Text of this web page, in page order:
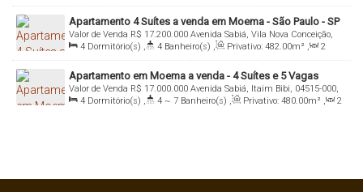
Sala(s) , 3 Suíte(s) , Total: 406.00m² , 5 Vaga(s) ,
Útil:
406.00m² , Terreno: 6200.00m²
Apartamento 4 Suítes a venda em Moema - São Paulo - SP
R$ 17.200.000
Valor de Venda
Avenida Sabiá, Vila Nova Conceição,
04515-000, Moema, São Paulo, São Paulo, Brasil
4 Dormitório(s) , 4 Banheiro(s) , Privativo: 482.00m² ,
2
Sala(s) , 4 Suíte(s) , Total: 482.00m² , 5 Vaga(s) ,
Útil:
482.00m² , Terreno: 2160.00m²
Apartamento em Moema a venda - 4 Suítes e 5 Vagas
R$ 17.000.000
Valor de Venda
Avenida Sabiá, Itaim Bibi, 04515-000,
Moema, São Paulo, São Paulo, Brasil
4 Dormitório(s) , 4 ~ 7 Banheiro(s) , Privativo: 480.00m² ,
2